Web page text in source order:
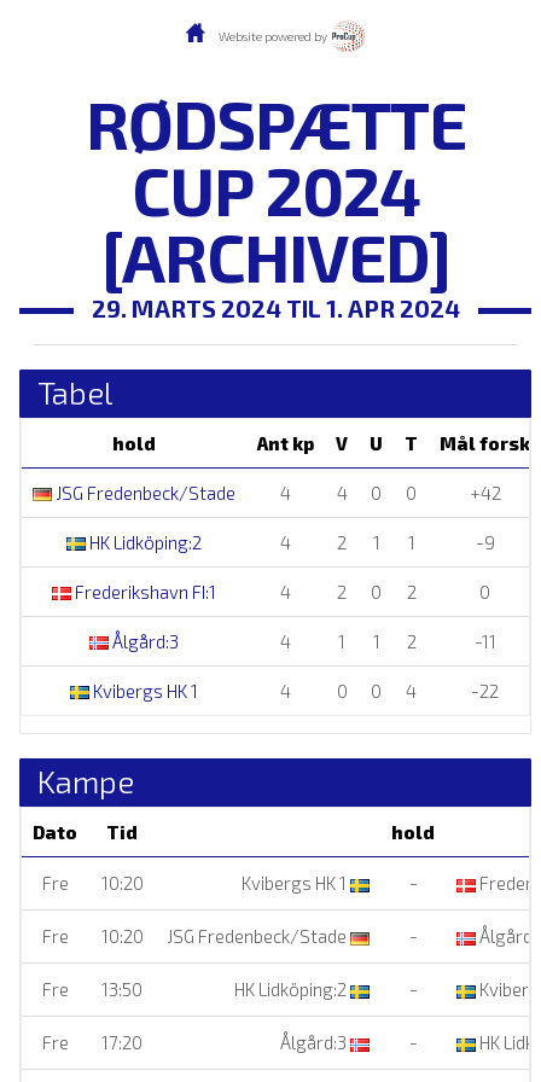
Website powered by
RØDSPÆTTE
CUP 2024
[ARCHIVED]
29. MARTS 2024 TIL 1. APR 2024
Tabel
hold Ant kp V U T Mål forsk
JSG Fredenbeck/Stade 4 4 0 0 +42
HK Lidköping:2 4 2 1 1 -9
Frederikshavn FI:1 4 2 0 2 0
Ålgård:3 4 1 1 2 -11
Kvibergs HK 1 4 0 0 4 -22
Kampe
Dato Tid hold
Fre 10:20 Kvibergs HK 1 -
Fre 10:20 JSG Fredenbeck/Stade -
Fre 13:50 HK Lidköping:2 -
Fre 17:20 Ålgård:3 - HK